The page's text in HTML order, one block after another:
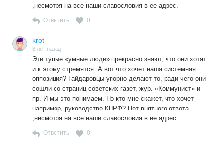
,несмотря на все наши славословия в ее адрес.
Ответить 0
krot
8 лет назад
Эти тупые «умные люди» прекрасно знают, что они хотят
и к этому стремятся. А вот что хочет наша системная
оппозиция? Гайдаровцы упорно делают то, ради чего они
сошли со страниц советских газет, жур. «Коммунист» и
пр. И мы это понимаем. Но кто мне скажет, что хочет
например, руководство КПРФ? Нет внятного ответа
,несмотря на все наши славословия в ее адрес.
Ответить 0